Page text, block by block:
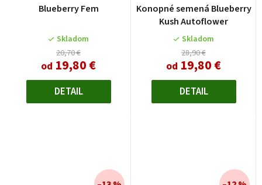
Blueberry Fem
Skladom
20,70 €
od 19,80 €
DETAIL
Konopné semená Blueberry
Kush Autoflower
Skladom
28,90 €
od 19,80 €
DETAIL